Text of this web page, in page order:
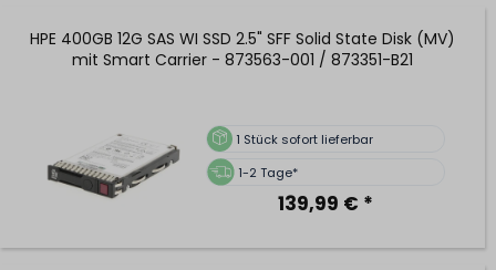
HPE 400GB 12G SAS WI SSD 2.5" SFF Solid State Disk (MV)
mit Smart Carrier - 873563-001 / 873351-B21
1 Stück sofort lieferbar
1-2 Tage*
139,99 € *